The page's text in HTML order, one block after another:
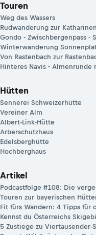
Touren
Weg des Wassers
Rudwanderung zur
Gondo - Zwischbergenpass -
Winterwanderung
Von Rastenbach zur
Hinteres Navis - Almenrunde
Hütten
Sennerei Schweizerhütte
Vereiner Alm
Albert-Link-Hütte
Arberschutzhaus
Edelsberghütte
Hochberghaus
Artikel
Podcastfolge #108: Die
Touren zur bayerischen
Fit fürs Wandern: 4 Tipps für
Kennst du Österreichs
5 Zustiege zu Viertausender-